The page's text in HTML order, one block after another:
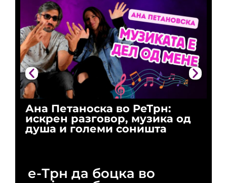
Ана Петаноска во РеТрн:
искрен разговор, музика од
душа и големи соништа
е-Трн да боцка во